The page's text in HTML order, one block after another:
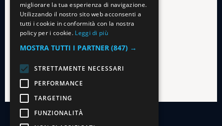
SEGUICI SU
migliorare la tua esperienza di navigazione.
Utilizzando il nostro sito web acconsenti a
tutti i cookie in conformità con la nostra
policy per i cookie. Leggi di più
MOSTRA TUTTI I PARTNER (847) →
STRETTAMENTE NECESSARI
PERFORMANCE
TARGETING
FUNZIONALITÀ